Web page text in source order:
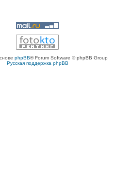
phpBB® Forum Software © phpBB Group
Русская поддержка phpBB